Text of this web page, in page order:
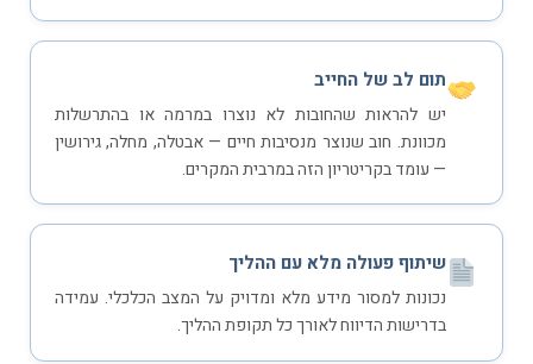
תום לב של החייב
יש להראות שהחובות לא נוצרו במרמה או בהתרשלות
מכוונת. חוב שנוצר מנסיבות חיים — אבטלה, מחלה, גירושין
— עומד בקריטריון הזה במרבית המקרים.
שיתוף פעולה מלא עם ההליך
נכונות למסור מידע מלא ומדויק על המצב הכלכלי. עמידה
בדרישות הדיווח לאורך כל תקופת ההליך.